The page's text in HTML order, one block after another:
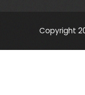
Copyright